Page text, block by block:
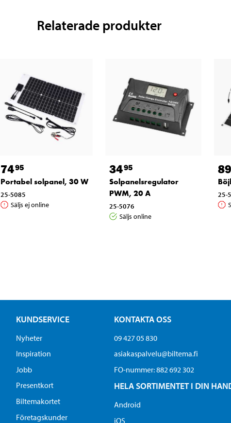
Relaterade produkter
7495
Portabel solpanel, 30 W
25-5085
Säljs ej online
3495
Solpanelsregulator
PWM, 20 A
25-5076
Säljs online
89
25-
KUNDSERVICE
Nyheter
Inspiration
Jobb
Presentkort
Biltemakortet
Företagskunder
KONTAKTA OSS
09 427 05 830
asiakaspalvelu@biltema.fi
FO-nummer:​ 882 692 302
HELA SORTIMENTET I DIN
Android
iOS